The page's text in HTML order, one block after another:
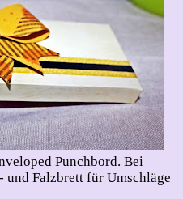
Punchbord. Bei
und Falzbrett für Umschläge